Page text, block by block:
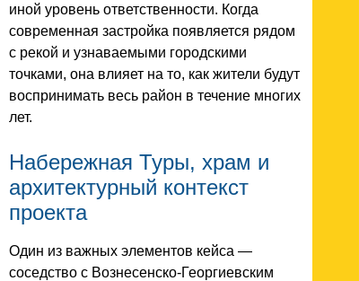
иной уровень ответственности. Когда
современная застройка появляется рядом
с рекой и узнаваемыми городскими
точками, она влияет на то, как жители будут
воспринимать весь район в течение многих
лет.
Набережная Туры, храм и
архитектурный контекст
проекта
Один из важных элементов кейса —
соседство с Вознесенско-Георгиевским